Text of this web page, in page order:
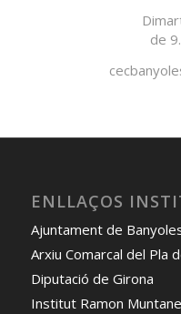
de
ENLLAÇOS
Ajuntament de
Arxiu Comarcal del Pla
Diputació de Girona
Institut Ramon